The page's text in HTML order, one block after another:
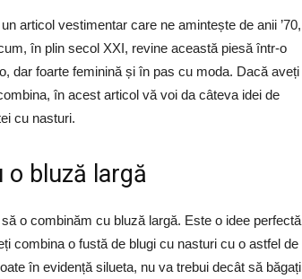
articol vestimentar care ne amintește de anii ’70,
în plin secol XXI, revine această piesă într-o
dar foarte feminină și în pas cu moda. Dacă aveți
în acest articol vă voi da câteva idei de
cu nasturi.
bluză largă
o combinăm cu bluză largă. Este o idee perfectă
combina o fustă de blugi cu nasturi cu o astfel de
în evidență silueta, nu va trebui decât să băgați